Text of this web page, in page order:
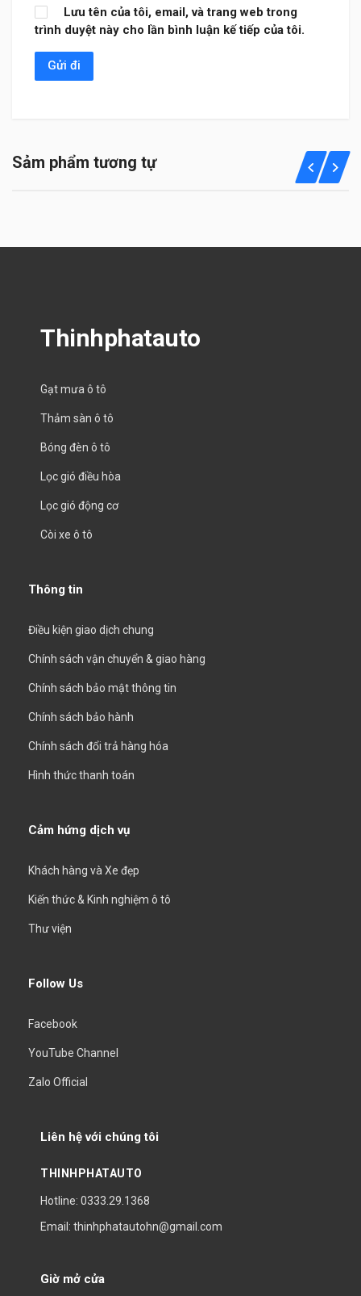
Lưu tên của tôi, email, và trang web trong
trình duyệt này cho lần bình luận kế tiếp của tôi.
Sảm phẩm tương tự
Thinhphatauto
Gạt mưa ô tô
Thảm sàn ô tô
Bóng đèn ô tô
Lọc gió điều hòa
Lọc gió động cơ
Còi xe ô tô
Thông tin
Điều kiện giao dịch chung
Chính sách vận chuyển & giao hàng
Chính sách bảo mật thông tin
Chính sách bảo hành
Chính sách đổi trả hàng hóa
Hình thức thanh toán
Cảm hứng dịch vụ
Khách hàng và Xe đẹp
Kiến thức & Kinh nghiệm ô tô
Thư viện
Follow Us
Facebook
YouTube Channel
Zalo Official
Liên hệ với chúng tôi
THINHPHATAUTO
Hotline: 0333.29.1368
Email: thinhphatautohn@gmail.com
Giờ mở cửa